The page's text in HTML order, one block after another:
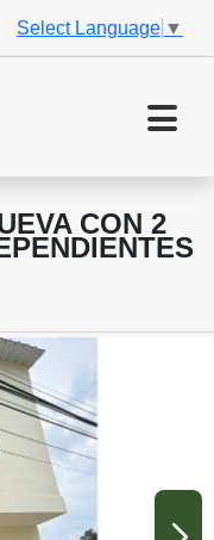
Select Language ▼
CON 2